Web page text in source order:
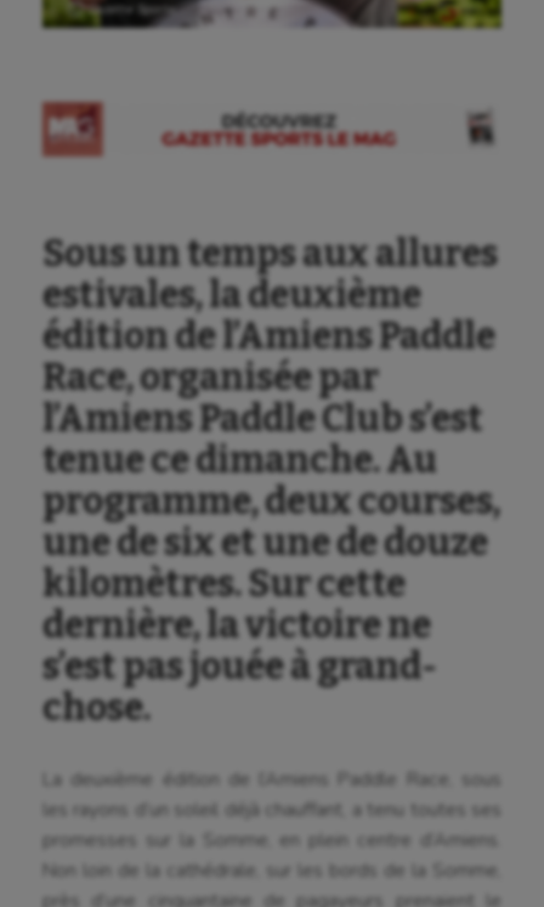
Ⓒ Gazette Sports
Sous un temps aux allures
estivales, la deuxième
édition de l’Amiens Paddle
Race, organisée par
l’Amiens Paddle Club s’est
tenue ce dimanche. Au
programme, deux courses,
une de six et une de douze
kilomètres. Sur cette
dernière, la victoire ne
s’est pas jouée à grand-
chose.
La deuxième édition de l’Amiens Paddle Race, sous
les rayons d’un soleil déjà chauffant, a tenu toutes ses
promesses sur la Somme, en plein centre d’Amiens.
Non loin de la cathédrale, sur les bords de la Somme,
près d’une cinquantaine de pagayeurs prenaient le